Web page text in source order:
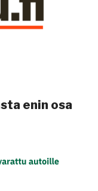
enin osa